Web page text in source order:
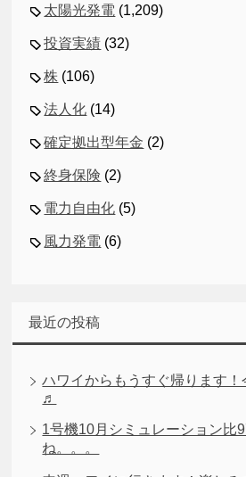
太陽光発電 (1,209)
投資実績 (32)
株 (106)
法人化 (14)
確定拠出型年金 (2)
終身保険 (2)
電力自由化 (5)
風力発電 (6)
最近の投稿
ハワイからもうすぐ帰ります！
♬
1号機10月シミュレーション比
ね。。。